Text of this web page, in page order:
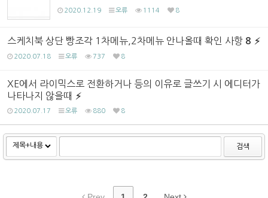
2020.12.19 오류 1114 8
스케치북 상단 빵조각 1차메뉴,2차메뉴 안나올때 확인 사항 8
2020.07.18 오류 737 8
XE에서 라이믹스로 전환하거나 등의 이유로 글쓰기 시 에디터가
나타나지 않을때
2020.07.17 오류 880 8
검색